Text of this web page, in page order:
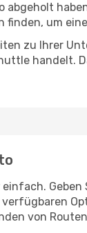
abgeholt
finden, um
zu Ihrer
handelt.
von